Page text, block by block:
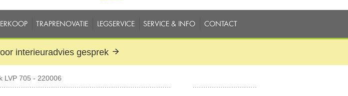
TRAPRENOVATIE LEGSERVICE SERVICE & INFO CONTACT
interieuradvies gesprek
LVP 705 - 220006